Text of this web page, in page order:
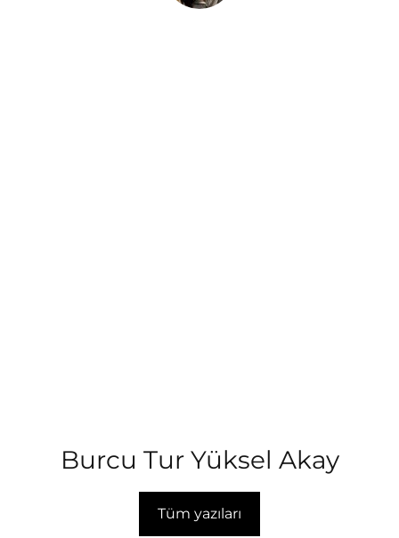
Burcu Tur Yüksel Akay
Tüm yazıları